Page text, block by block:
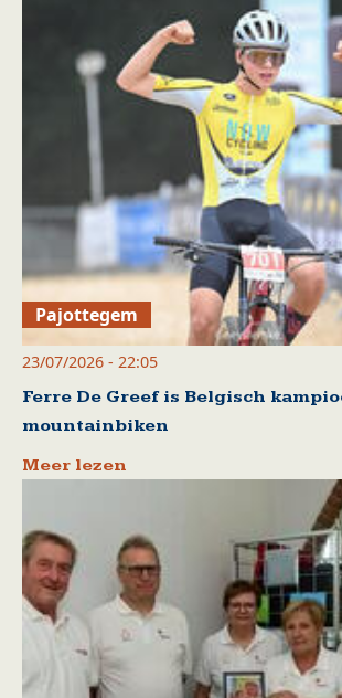
Pajottegem
23/07/2026 - 22:05
Ferre De Greef is Belgisch
mountainbiken
Meer lezen